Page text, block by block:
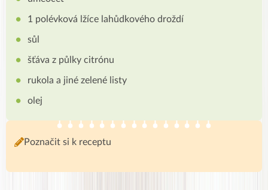
1 polévková lžíce lahůdkového droždí
sůl
šťáva z půlky citrónu
rukola a jiné zelené listy
olej
Poznačit si k receptu